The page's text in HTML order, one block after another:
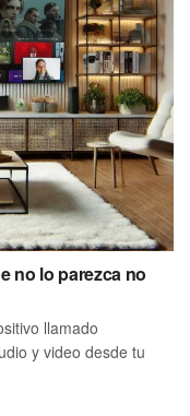
no lo parezca no
llamado
y video desde tu